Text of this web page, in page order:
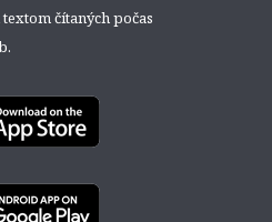
čítaných počas